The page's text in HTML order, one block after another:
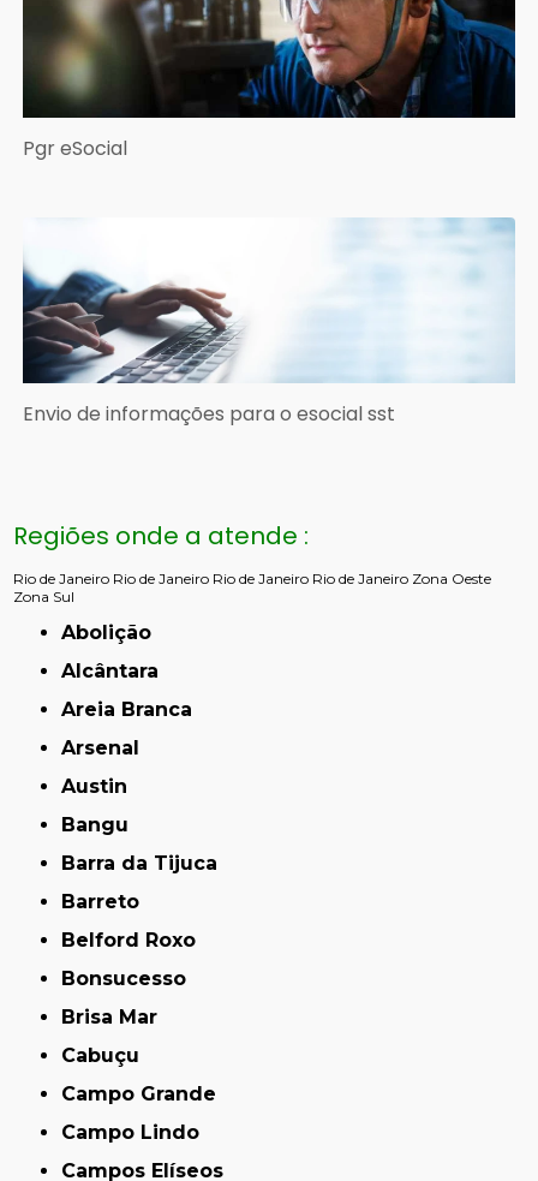
Pgr eSocial
Envio de informações para o esocial sst
Regiões onde a atende :
Rio de Janeiro Rio de Janeiro Rio de Janeiro Rio de Janeiro Zona Oeste
Zona Sul
Abolição
Alcântara
Areia Branca
Arsenal
Austin
Bangu
Barra da Tijuca
Barreto
Belford Roxo
Bonsucesso
Brisa Mar
Cabuçu
Campo Grande
Campo Lindo
Campos Elíseos